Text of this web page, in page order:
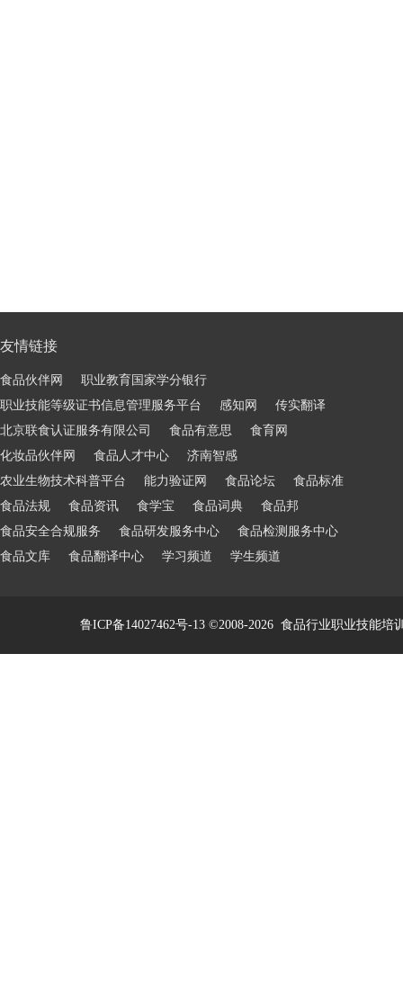
友情链接
食品伙伴网
职业教育国家学分银行
职业技能等级证书信息管理服务平台
感知网
传实翻译
北京联食认证服务有限公司
食品有意思
食育网
化妆品伙伴网
食品人才中心
济南智感
农业生物技术科普平台
能力验证网 食品论坛
食品标准
食品法规
食品资讯 食学宝 食品词典
食品邦
食品安全合规服务
食品研发服务中心
食品检测服务中心
食品文库
食品翻译中心 学习频道 学生频道
鲁ICP备14027462号-13©2008-2026 食品行业职业技能培